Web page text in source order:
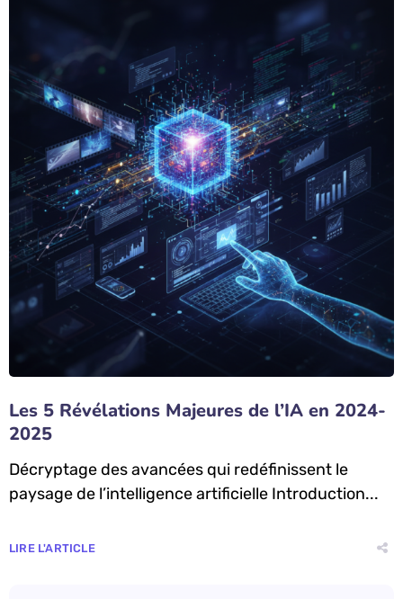
Les 5 Révélations Majeures de l’IA en 2024-
2025
Décryptage des avancées qui redéfinissent le
paysage de l’intelligence artificielle Introduction...
LIRE L'ARTICLE